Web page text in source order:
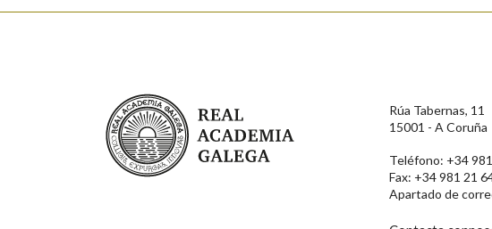
Comentario
Real Academia Galega
Rúa Tabernas, 11
15001 - A Coruña
Teléfono: +34
Fax: +34 981 21
Apartado de